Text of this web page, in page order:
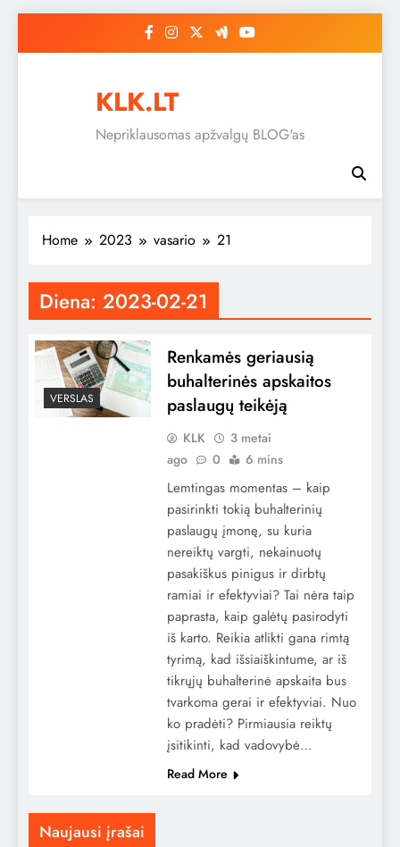
KLK.LT
Nepriklausomas apžvalgų BLOG'as
Home 2023 vasario 21
Diena: 2023-02-21
VERSLAS
Renkamės geriausią
buhalterinės apskaitos
paslaugų teikėją
KLK
3 metai
ago
0 6 mins
Lemtingas momentas – kaip
pasirinkti tokią buhalterinių
paslaugų įmonę, su kuria
nereiktų vargti, nekainuotų
pasakiškus pinigus ir dirbtų
ramiai ir efektyviai? Tai nėra taip
paprasta, kaip galėtų pasirodyti
iš karto. Reikia atlikti gana rimtą
tyrimą, kad išsiaiškintume, ar iš
tikrųjų buhalterinė apskaita bus
tvarkoma gerai ir efektyviai. Nuo
ko pradėti? Pirmiausia reiktų
įsitikinti, kad vadovybė…
Read More
Naujausi įrašai